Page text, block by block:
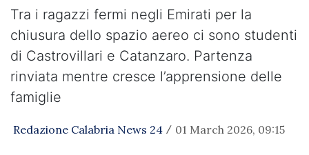
Tra i ragazzi fermi negli Emirati per la
chiusura dello spazio aereo ci sono studenti
di Castrovillari e Catanzaro. Partenza
rinviata mentre cresce l’apprensione delle
famiglie
Redazione Calabria News 24 / 01 March 2026, 09:15